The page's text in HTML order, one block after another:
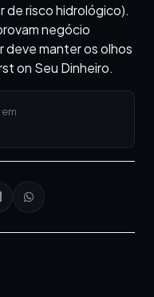
de risco hidrológico).
negócio
deve manter os olhos
on Seu Dinheiro.